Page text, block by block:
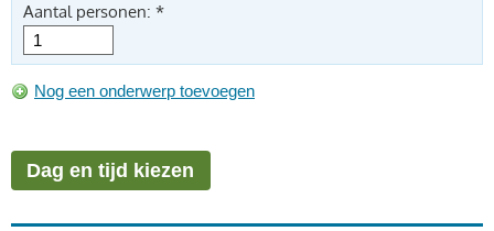
Aantal personen: *